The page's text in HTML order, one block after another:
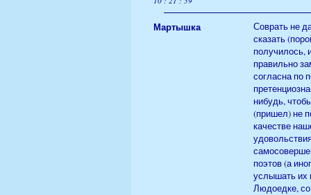
Мартышка
Соврать не
сказать
получилось,
правильно
согласна по
нибудь,
(пришел) не
качестве
поэтов (а
услышать их
Людоедке,